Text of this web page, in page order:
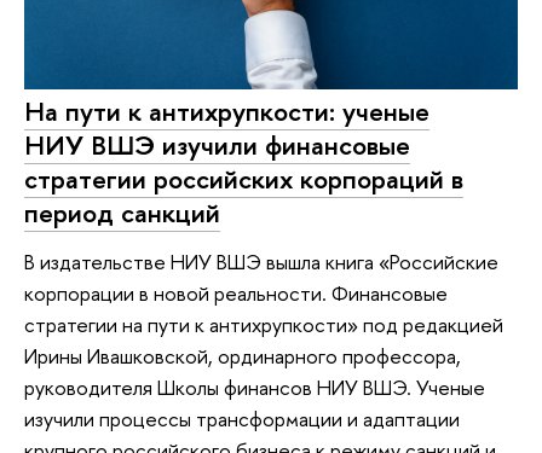
На пути к антихрупкости: ученые
НИУ ВШЭ изучили финансовые
стратегии российских корпораций в
период санкций
В издательстве НИУ ВШЭ вышла книга «Российские
корпорации в новой реальности. Финансовые
стратегии на пути к антихрупкости» под редакцией
Ирины Ивашковской, ординарного профессора,
руководителя Школы финансов НИУ ВШЭ. Ученые
изучили процессы трансформации и адаптации